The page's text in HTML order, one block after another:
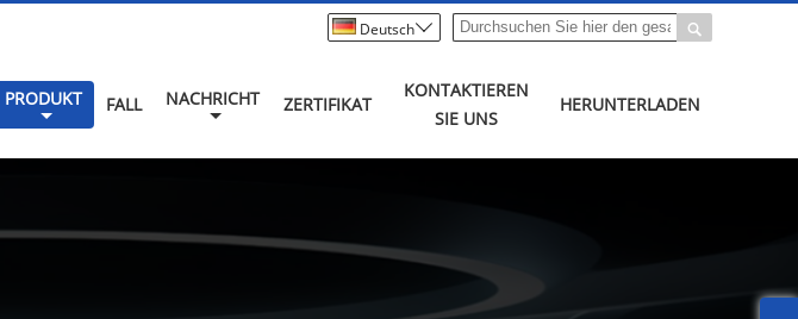

Deutsch
PRODUKT FALL NACHRICHT ZERTIFIKAT
KONTAKTIEREN
SIE UNS
HERUNTERLADEN